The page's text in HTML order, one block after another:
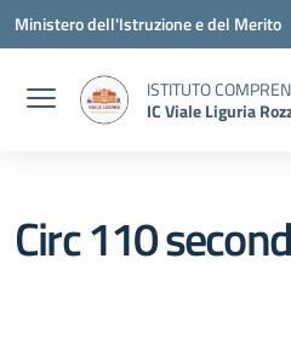
Vai ai contenuti
Vai al menu di navigazione
Vai al footer
Ministero dell'Istruzione e del Merito
ISTITUTO
IC Viale Liguria
Circ 110